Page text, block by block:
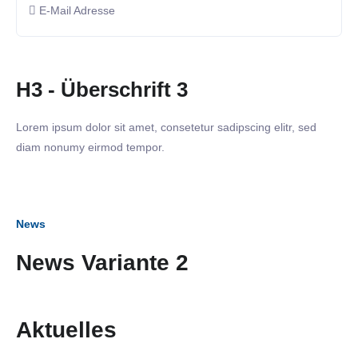
E-Mail Adresse
H3 - Überschrift 3
Lorem ipsum dolor sit amet, consetetur sadipscing elitr, sed
diam nonumy eirmod tempor.
News
News Variante 2
Aktuelles